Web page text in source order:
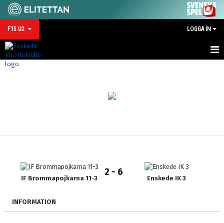
F15 U2 LOGGA IN
HEM
BILDGALLERI
DOKUMENT
IF Brommapojkarna 11-3
2 - 6
Enskede IK 3
INFORMATION